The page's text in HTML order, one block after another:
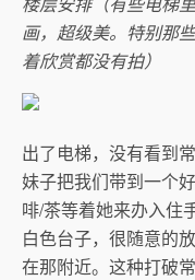
画，超级美。特别那
着欣赏都没有拍）
出了电梯，没有看到
妹子把我们带到一个
啡/茶等着她来办入住
白色台子，很随意的
在那附近。这种打破